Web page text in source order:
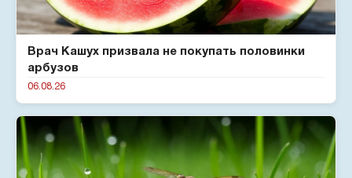
Врач Кашух призвала не покупать половинки
арбузов
06.08.26